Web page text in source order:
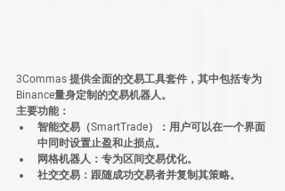
3Commas 提供全面的交易工具套件，其中包括专为
Binance量身定制的交易机器人。
主要功能：
智能交易（SmartTrade）
：用户可以在一个界面
中同时设置止盈和止损点。
网格机器人 ：专为区间交易优化。
社交交易 ：跟随成功交易者并复制其策略。